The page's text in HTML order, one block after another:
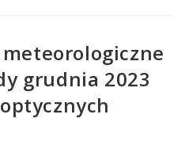
grudnia 2023